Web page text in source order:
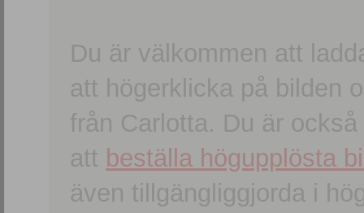
Du är välkommen att
att högerklicka på bilden
från Carlotta. Du är
att beställa högupplösta
även tillgängliggjorda i